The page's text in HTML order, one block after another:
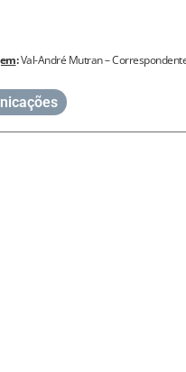
:Val-André Mutran –